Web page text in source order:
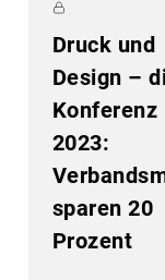
Druck und
Design –
Konferenz
2023:
sparen 20
Prozent